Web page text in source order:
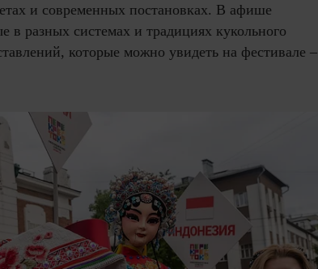
и современных постановках. В афише
в разных системах и традициях кукольного
которые можно увидеть на фестивале –